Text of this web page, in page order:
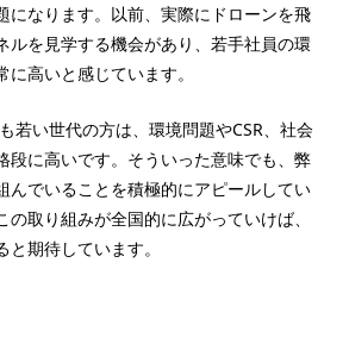
になります。以前、実際にドローンを飛
ルを見学する機会があり、若手社員の環
高いと感じています。
若い世代の方は、環境問題やCSR、社会
段に高いです。そういった意味でも、弊
んでいることを積極的にアピールしてい
の取り組みが全国的に広がっていけば、
期待しています。